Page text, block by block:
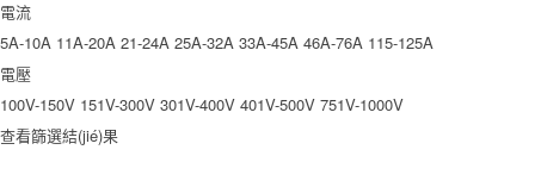
電流
5A-10A 11A-20A 21-24A 25A-32A 33A-45A 46A-76A 115-125A
電壓
100V-150V 151V-300V 301V-400V 401V-500V 751V-1000V
查看篩選結(jié)果